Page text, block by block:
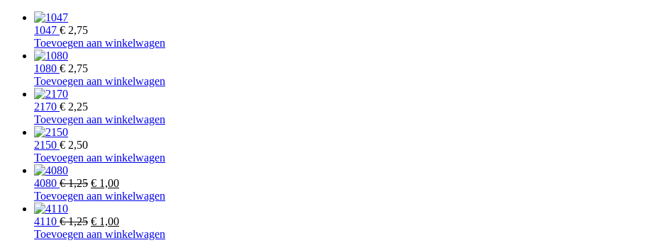
1047 € 2,75
Toevoegen aan winkelwagen
1080 € 2,75
Toevoegen aan winkelwagen
2170 € 2,25
Toevoegen aan winkelwagen
2150 € 2,50
Toevoegen aan winkelwagen
4080 €1,25 Oorspronkelijke
prijs
€ 1,25.
€ 1,00Huidige
prijs
€ 1,00.
Toevoegen aan winkelwagen
4110 €1,25 Oorspronkelijke
prijs
€ 1,00Huidige
prijs
Toevoegen aan winkelwagen